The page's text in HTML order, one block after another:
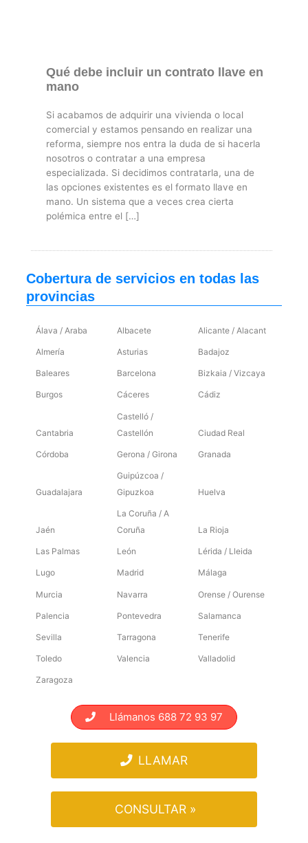
Qué debe incluir un contrato llave en
mano
Si acabamos de adquirir una vivienda o local
comercial y estamos pensando en realizar una
reforma, siempre nos entra la duda de si hacerla
nosotros o contratar a una empresa
especializada. Si decidimos contratarla, una de
las opciones existentes es el formato llave en
mano. Un sistema que a veces crea cierta
polémica entre el […]
Cobertura de servicios en todas las
provincias
Álava / Araba Albacete Alicante / Alacant
Almería Asturias Badajoz
Baleares Barcelona Bizkaia / Vizcaya
Burgos Cáceres Cádiz
Cantabria
Castelló /
Castellón
Ciudad Real
Córdoba Gerona / Girona Granada
Guadalajara
Guipúzcoa /
Gipuzkoa
Huelva
Jaén
La Coruña / A
Coruña
La Rioja
Las Palmas León Lérida / Lleida
Lugo Madrid Málaga
Murcia Navarra Orense / Ourense
Palencia Pontevedra Salamanca
Sevilla Tarragona Tenerife
Toledo Valencia Valladolid
Zaragoza
Llámanos 688 72 93 97
LLAMAR
CONSULTAR »